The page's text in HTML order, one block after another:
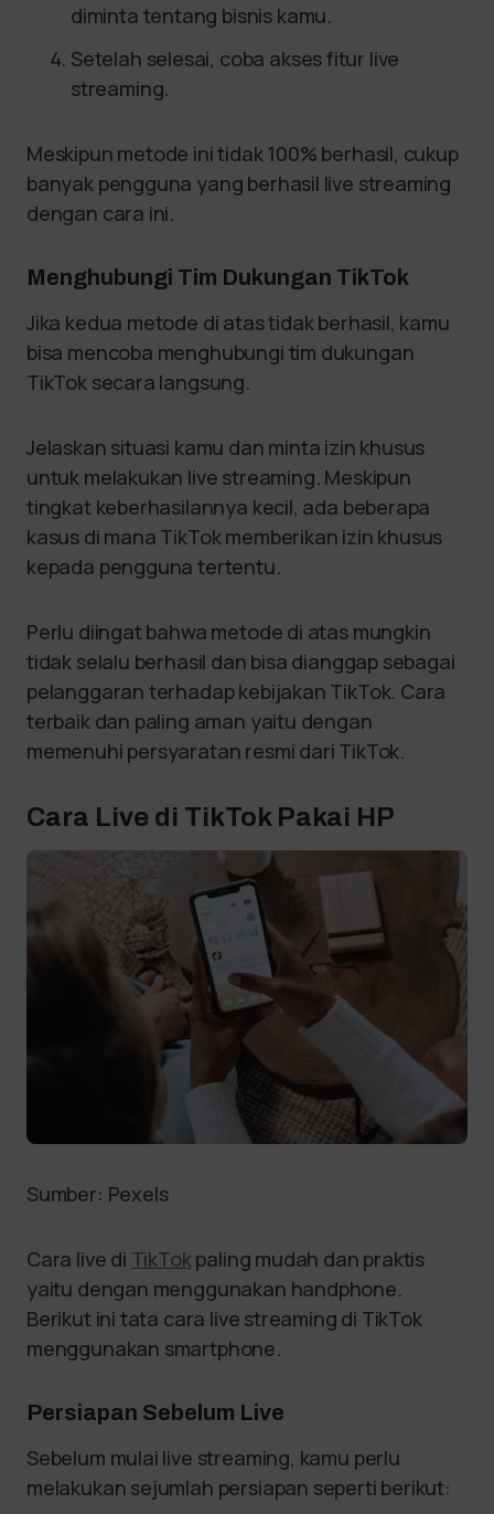
diminta tentang bisnis kamu.
Setelah selesai, coba akses fitur live
streaming.
Meskipun metode ini tidak 100% berhasil, cukup
banyak pengguna yang berhasil live streaming
dengan cara ini.
Menghubungi Tim Dukungan TikTok
Jika kedua metode di atas tidak berhasil, kamu
bisa mencoba menghubungi tim dukungan
TikTok secara langsung.
Jelaskan situasi kamu dan minta izin khusus
untuk melakukan live streaming. Meskipun
tingkat keberhasilannya kecil, ada beberapa
kasus di mana TikTok memberikan izin khusus
kepada pengguna tertentu.
Perlu diingat bahwa metode di atas mungkin
tidak selalu berhasil dan bisa dianggap sebagai
pelanggaran terhadap kebijakan TikTok. Cara
terbaik dan paling aman yaitu dengan
memenuhi persyaratan resmi dari TikTok.
Cara Live di TikTok Pakai HP
Sumber: Pexels
Cara live di TikTokpaling mudah dan praktis
yaitu dengan menggunakan handphone.
Berikut ini tata cara live streaming di TikTok
menggunakan smartphone.
Persiapan Sebelum Live
Sebelum mulai live streaming, kamu perlu
melakukan sejumlah persiapan seperti berikut: